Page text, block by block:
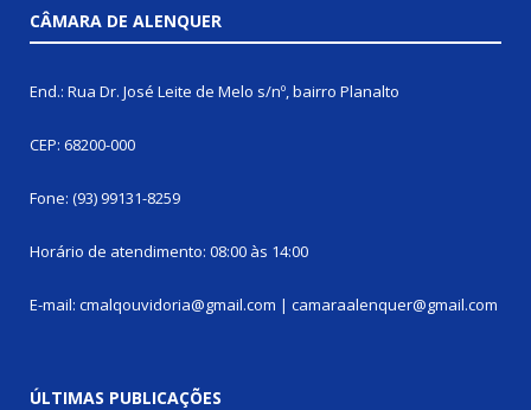
CÂMARA DE ALENQUER
End.: Rua Dr. José Leite de Melo s/nº, bairro Planalto
CEP: 68200-000
Fone: (93) 99131-8259
Horário de atendimento: 08:00 às 14:00
E-mail: cmalqouvidoria@gmail.com | camaraalenquer@gmail.com
ÚLTIMAS PUBLICAÇÕES